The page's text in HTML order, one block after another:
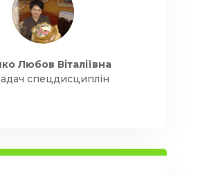
Любов Віталіївна
спецдисциплін